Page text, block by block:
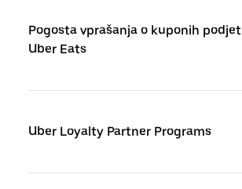
Pogosta vprašanja o kuponih
Uber Eats
Uber Loyalty Partner Programs